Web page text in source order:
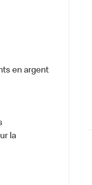
en argent
la